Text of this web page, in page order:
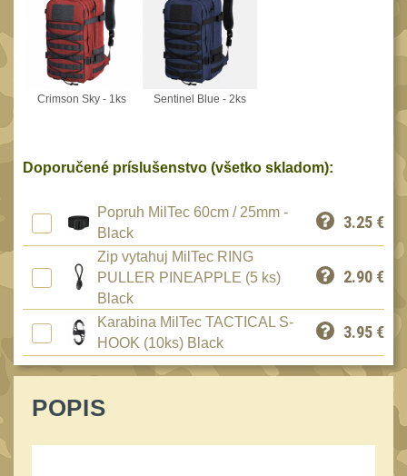
Pouzdra na láhev
Pouzdra na toaletní
potřeby3
Pouzdra na
elektroniku67
Pouzdra a kapsy na
suchý zip95
Stehenní pouzdra 29
Pouzdra na svítilny
Puzdrá na mapy 24
Cestovné púzdra29
Doplňky
Crimson Sky - 1ks Sentinel Blue - 2ks
Doporučené príslušenstvo (všetko skladom):
Popruh MilTec 60cm / 25mm -
Black
3.25 €
Zip vytahuj MilTec RING
PULLER PINEAPPLE (5 ks)
Black
2.90 €
Karabina MilTec TACTICAL S-
HOOK (10ks) Black
3.95 €
POPIS